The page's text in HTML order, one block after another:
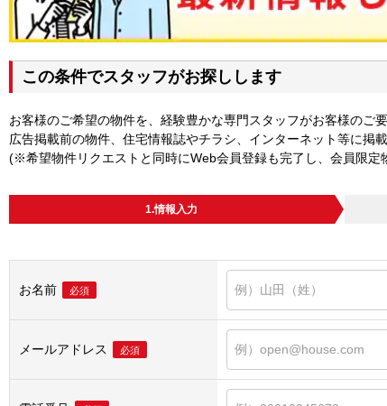
この条件でスタッフがお探しします
お客様のご希望の物件を、経験豊かな専門スタッフがお客様のご
広告掲載前の物件、住宅情報誌やチラシ、インターネット等に掲
(※希望物件リクエストと同時にWeb会員登録も完了し、会員限定
1.情報入力
お名前 必須
メールアドレス 必須